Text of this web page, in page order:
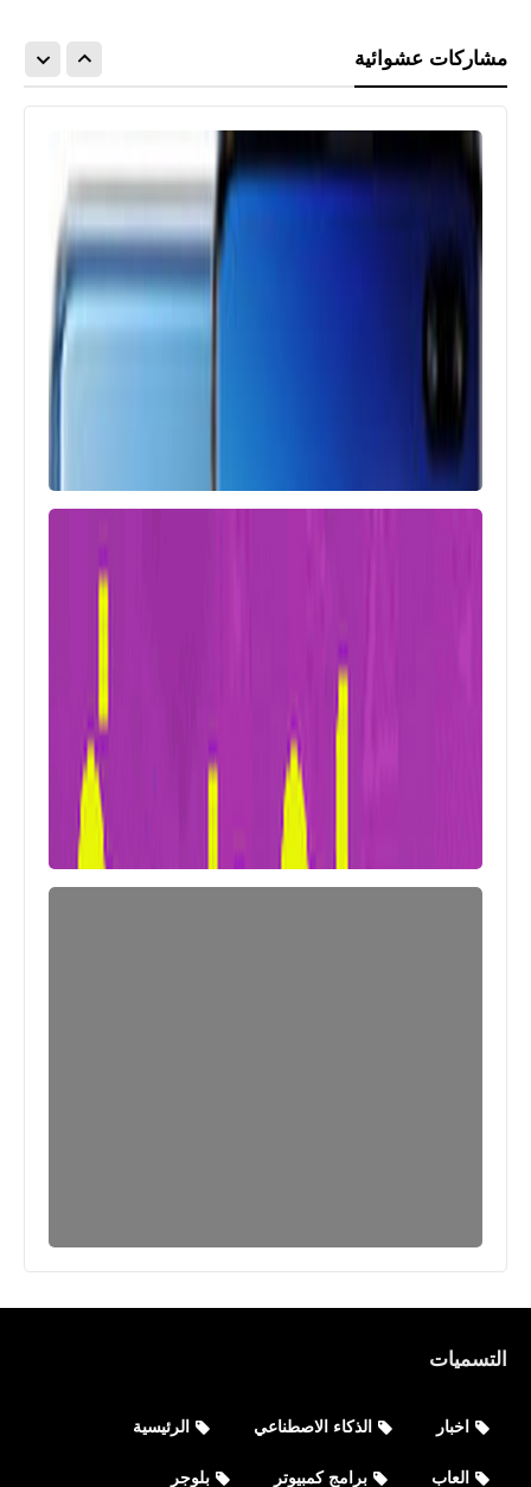
مشاركات عشوائية
التسميات
اخبار الذكاء الاصطناعي الرئيسية
العاب برامج كمبيوتر بلوجر